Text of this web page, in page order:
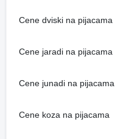
Cene dviski na pijacama
Cene jaradi na pijacama
Cene junadi na pijacama
Cene koza na pijacama